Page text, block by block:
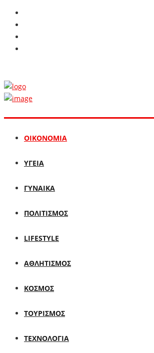
ΟΙΚΟΝΟΜΙΑ
ΥΓΕΙΑ
ΓΥΝΑΙΚΑ
ΠΟΛΙΤΙΣΜΟΣ
LIFESTYLE
ΑΘΛΗΤΙΣΜΟΣ
ΚΟΣΜΟΣ
ΤΟΥΡΙΣΜΟΣ
ΤΕΧΝΟΛΟΓΙΑ